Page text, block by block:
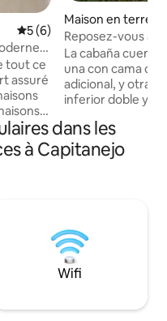
Évaluation moyenne sur
5 (6)
tout ce
assuré
la nuit
Maison en terre ⋅
Reposez-vous au
et de la nature.
La cabaña
una con cama
adicional, y otra
inferior doble y
cómodamente de
Dispone de un
de la cabaña y un
una hermosa
Chicamocha.
dans les
à Capitanejo
Wifi